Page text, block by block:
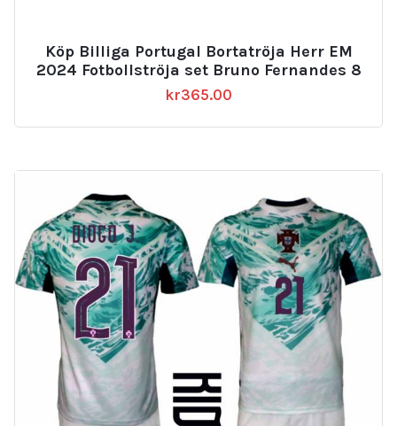
Köp Billiga Portugal Bortatröja Herr EM
2024 Fotbollströja set Bruno Fernandes 8
kr365.00